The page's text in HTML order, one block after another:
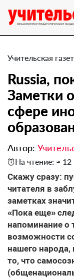
Учительская
Russia,
Заметки
сфере
Автор:
На чтение: ≈ 12
Скажу сразу:
читателя в
заметках
«Пока еще»
напоминание о
возможности
нашего
то, что